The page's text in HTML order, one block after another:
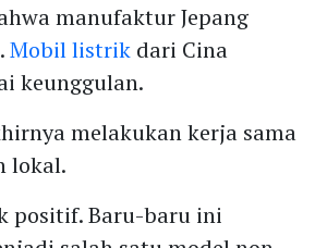
manufaktur Jepang
Mobil listrik dari Cina
keunggulan.
melakukan kerja sama
lokal.
positif. Baru-baru ini